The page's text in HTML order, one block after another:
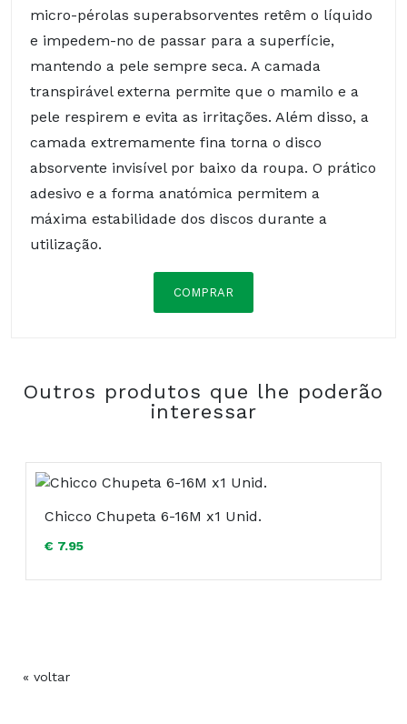
micro-pérolas superabsorventes retêm o líquido
e impedem-no de passar para a superfície,
mantendo a pele sempre seca. A camada
transpirável externa permite que o mamilo e a
pele respirem e evita as irritações. Além disso, a
camada extremamente fina torna o disco
absorvente invisível por baixo da roupa. O prático
adesivo e a forma anatómica permitem a
máxima estabilidade dos discos durante a
utilização.
COMPRAR
COMPRAR
Outros produtos que lhe poderão
interessar
Chicco Chupeta 6-16M x1 Unid.
€ 7.95
« voltar